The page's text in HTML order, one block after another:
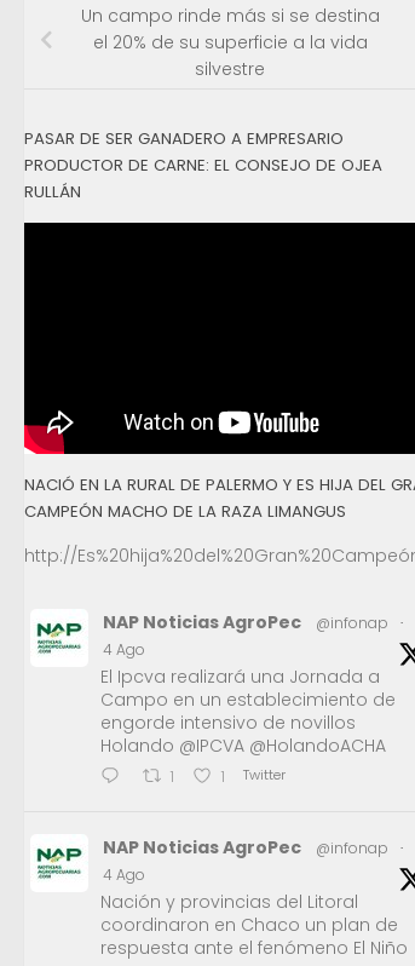
Un campo rinde más si se destina
el 20% de su superficie a la vida
silvestre
PASAR DE SER GANADERO A EMPRESARIO
PRODUCTOR DE CARNE: EL CONSEJO DE OJEA
RULLÁN
NACIÓ EN LA RURAL DE PALERMO Y ES HIJA DEL
CAMPEÓN MACHO DE LA RAZA LIMANGUS
http://
NAP Noticias AgroPec @infonap
·
4 Ago
El Ipcva realizará una Jornada a
Campo en un establecimiento de
engorde intensivo de novillos
Holando @IPCVA @HolandoACHA
1 1 Twitter
NAP Noticias AgroPec @infonap
·
4 Ago
Nación y provincias del Litoral
coordinaron en Chaco un plan de
respuesta ante el fenómeno El Niño